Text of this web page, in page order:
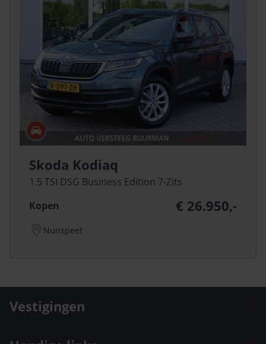
Skoda Kodiaq
1.5 TSI DSG Business Edition 7-Zits
Kopen
€ 26.950,-
Nunspeet
Vestigingen